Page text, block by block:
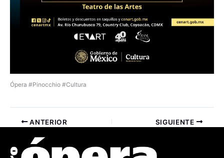
Ópera #Pinocchio #Cultura
ANTERIOR SIGUIENTE